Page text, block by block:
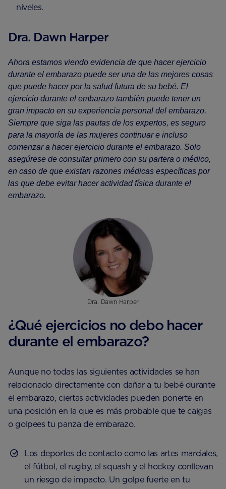
niveles.
Dra. Dawn Harper
Ahora estamos viendo evidencia de que hacer ejercicio
durante el embarazo puede ser una de las mejores cosas
que puede hacer por la salud futura de su bebé. El
ejercicio durante el embarazo también puede tener un
gran impacto en su experiencia personal del embarazo.
Siempre que siga las pautas de los expertos, es seguro
para la mayoría de las mujeres continuar e incluso
comenzar a hacer ejercicio durante el embarazo. Solo
asegúrese de consultar primero con su partera o médico,
en caso de que existan razones médicas específicas por
las que debe evitar hacer actividad física durante el
embarazo.
Dra. Dawn Harper
¿Qué ejercicios no debo hacer
durante el embarazo?
Aunque no todas las siguientes actividades se han
relacionado directamente con dañar a tu bebé durante
el embarazo, ciertas actividades pueden ponerte en
una posición en la que es más probable que te caigas
o golpees tu panza de embarazo.
Los deportes de contacto como las artes marciales,
el fútbol, ​​el rugby, el squash y el hockey conllevan
un riesgo de impacto. Un golpe fuerte en tu